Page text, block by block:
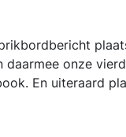
daarmee onze
En uiteraard